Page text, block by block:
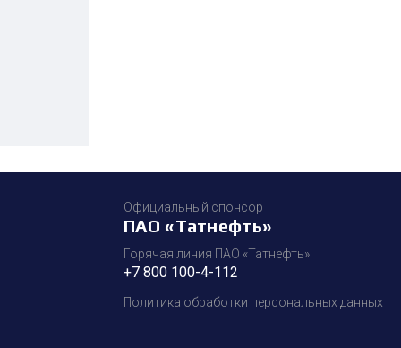
Официальный спонсор
ПАО «Татнефть»
Горячая линия ПАО «Татнефть»
+7 800 100-4-112
Политика обработки персональных данных